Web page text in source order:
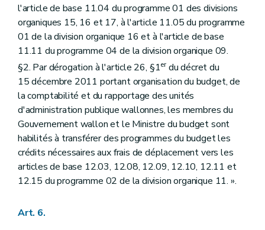
l'article de base 11.04 du programme 01 des divisions
organiques 15, 16 et 17, à l'article 11.05 du programme
01 de la division organique 16 et à l'article de base
11.11 du programme 04 de la division organique 09.
§2. Par dérogation à l'article 26, §1erdu décret du
15 décembre 2011 portant organisation du budget, de
la comptabilité et du rapportage des unités
d'administration publique wallonnes, les membres du
Gouvernement wallon et le Ministre du budget sont
habilités à transférer des programmes du budget les
crédits nécessaires aux frais de déplacement vers les
articles de base 12.03, 12.08, 12.09, 12.10, 12.11 et
12.15 du programme 02 de la division organique 11. ».
Art. 6.